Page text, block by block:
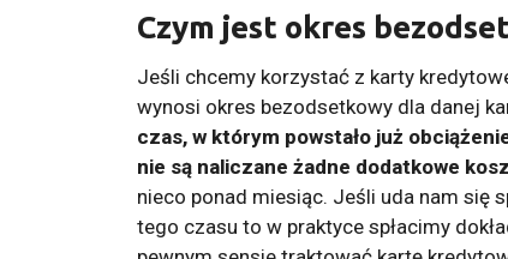
Czym jest okres
Jeśli chcemy korzystać z karty
wynosi okres bezodsetkowy dla danej
czas, w którym powstało już
nie są naliczane żadne dodatkowe
nieco ponad miesiąc. Jeśli uda nam się
tego czasu to w praktyce spłacimy